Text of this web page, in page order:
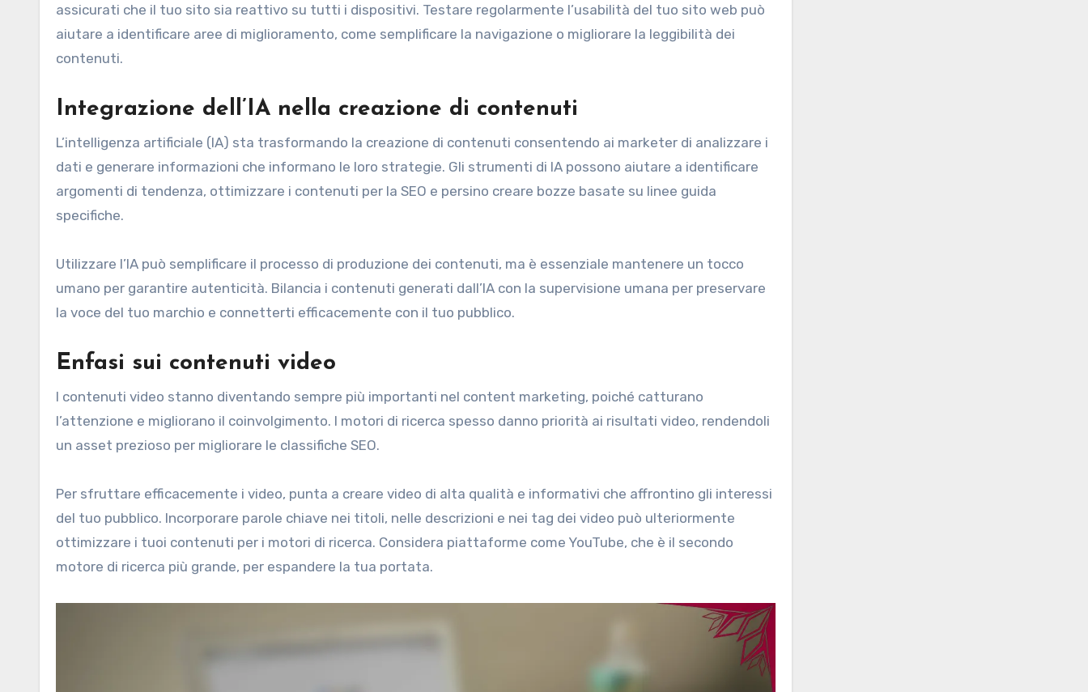
assicurati che il tuo sito sia reattivo su tutti i dispositivi. Testare regolarmente l’usabilità del tuo sito web può
aiutare a identificare aree di miglioramento, come semplificare la navigazione o migliorare la leggibilità dei
contenuti.
Integrazione dell’IA nella creazione di contenuti
L’intelligenza artificiale (IA) sta trasformando la creazione di contenuti consentendo ai marketer di analizzare i
dati e generare informazioni che informano le loro strategie. Gli strumenti di IA possono aiutare a identificare
argomenti di tendenza, ottimizzare i contenuti per la SEO e persino creare bozze basate su linee guida
specifiche.
Utilizzare l’IA può semplificare il processo di produzione dei contenuti, ma è essenziale mantenere un tocco
umano per garantire autenticità. Bilancia i contenuti generati dall’IA con la supervisione umana per preservare
la voce del tuo marchio e connetterti efficacemente con il tuo pubblico.
Enfasi sui contenuti video
I contenuti video stanno diventando sempre più importanti nel content marketing, poiché catturano
l’attenzione e migliorano il coinvolgimento. I motori di ricerca spesso danno priorità ai risultati video, rendendoli
un asset prezioso per migliorare le classifiche SEO.
Per sfruttare efficacemente i video, punta a creare video di alta qualità e informativi che affrontino gli interessi
del tuo pubblico. Incorporare parole chiave nei titoli, nelle descrizioni e nei tag dei video può ulteriormente
ottimizzare i tuoi contenuti per i motori di ricerca. Considera piattaforme come YouTube, che è il secondo
motore di ricerca più grande, per espandere la tua portata.